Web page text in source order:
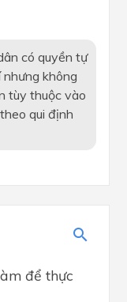
có quyền tự
nhưng không
tùy thuộc vào
qui định
để thực